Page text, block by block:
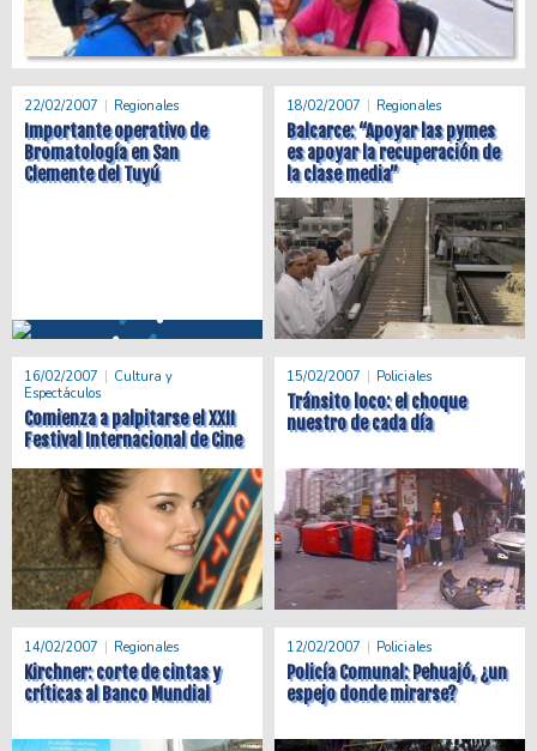
22/02/2007 Regionales
Importante operativo de
Bromatología en San
Clemente del Tuyú
18/02/2007 Regionales
Balcarce: “Apoyar las pymes
es apoyar la recuperación de
la clase media”
16/02/2007
Cultura y
Espectáculos
Comienza a palpitarse el XXII
Festival Internacional de Cine
15/02/2007 Policiales
Tránsito loco: el choque
nuestro de cada día
14/02/2007 Regionales
Kirchner: corte de cintas y
críticas al Banco Mundial
12/02/2007 Policiales
Policía Comunal: Pehuajó, ¿un
espejo donde mirarse?